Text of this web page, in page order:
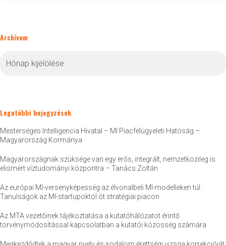
Archívum
Legutóbbi bejegyzések
Mesterséges Intelligencia Hivatal – MI Piacfelügyeleti Hatóság –
Magyarország Kormánya
Magyarországnak szüksége van egy erős, integrált, nemzetközileg is
elismert víztudományi központra – Tanács Zoltán
Az európai MI-versenyképesség az élvonalbeli MI-modelleken túl.
Tanulságok az MI-startupoktól öt stratégiai piacon
Az MTA vezetőinek tájékoztatása a kutatóhálózatot érintő
törvénymódosítással kapcsolatban a kutatói közösség számára